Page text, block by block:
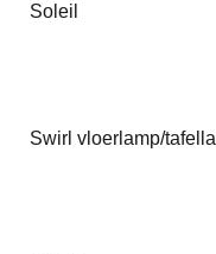
Soleil
Swirl vloerlamp/